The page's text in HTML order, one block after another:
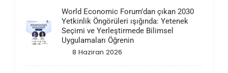
World Economic Forum’dan çıkan 2030
Yetkinlik Öngörüleri ışığında: Yetenek
Seçimi ve Yerleştirmede Bilimsel
Uygulamaları Öğrenin
8 Haziran 2026